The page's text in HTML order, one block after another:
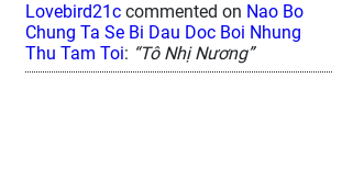
Lovebird21c commented on Nao Bo
Chung Ta Se Bi Dau Doc Boi Nhung
Thu Tam Toi: “Tô Nhị Nương”